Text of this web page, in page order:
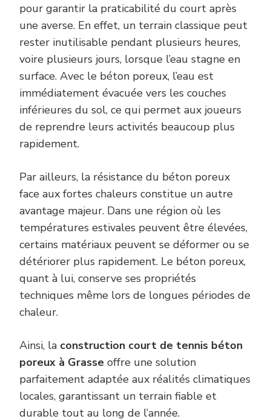
pour garantir la praticabilité du court après
une averse. En effet, un terrain classique peut
rester inutilisable pendant plusieurs heures,
voire plusieurs jours, lorsque l’eau stagne en
surface. Avec le béton poreux, l’eau est
immédiatement évacuée vers les couches
inférieures du sol, ce qui permet aux joueurs
de reprendre leurs activités beaucoup plus
rapidement.
Par ailleurs, la résistance du béton poreux
face aux fortes chaleurs constitue un autre
avantage majeur. Dans une région où les
températures estivales peuvent être élevées,
certains matériaux peuvent se déformer ou se
détériorer plus rapidement. Le béton poreux,
quant à lui, conserve ses propriétés
techniques même lors de longues périodes de
chaleur.
Ainsi, la construction court de tennis béton
poreux à Grasse offre une solution
parfaitement adaptée aux réalités climatiques
locales, garantissant un terrain fiable et
durable tout au long de l’année.